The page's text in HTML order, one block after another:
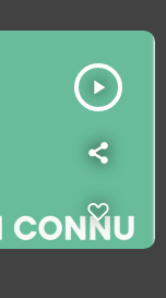
play_arrow